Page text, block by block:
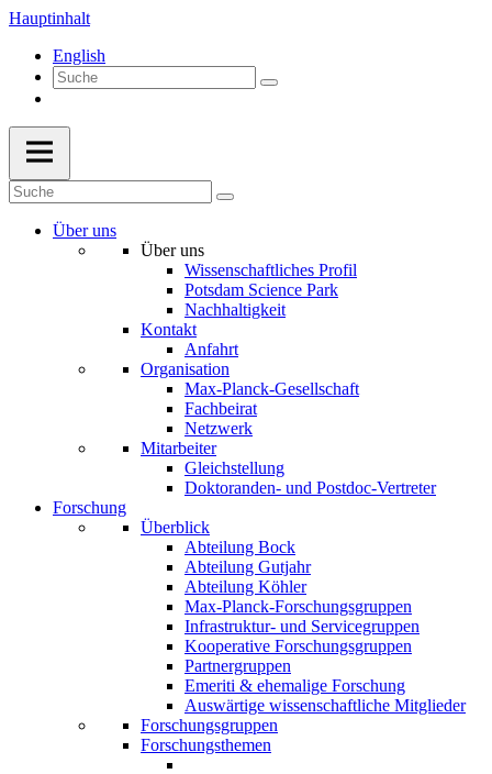
Hauptinhalt
English
Über uns
Über uns
Wissenschaftliches Profil
Potsdam Science Park
Nachhaltigkeit
Kontakt
Anfahrt
Organisation
Max-Planck-Gesellschaft
Fachbeirat
Netzwerk
Mitarbeiter
Gleichstellung
Doktoranden- und Postdoc-Vertreter
Forschung
Überblick
Abteilung Bock
Abteilung Gutjahr
Abteilung Köhler
Max-Planck-Forschungsgruppen
Infrastruktur- und Servicegruppen
Kooperative Forschungsgruppen
Partnergruppen
Emeriti & ehemalige Forschung
Auswärtige wissenschaftliche Mitglieder
Forschungsgruppen
Forschungsthemen